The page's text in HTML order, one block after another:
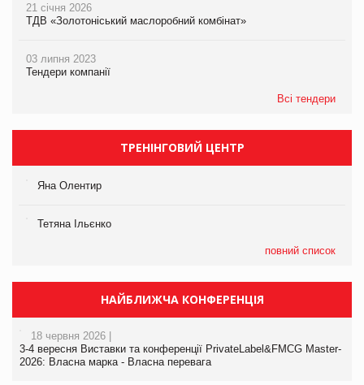
21 січня 2026
ТДВ «Золотоніський маслоробний комбінат»
03 липня 2023
Тендери компанії
Всі тендери
ТРЕНІНГОВИЙ ЦЕНТР
Яна Олентир
Тетяна Ільєнко
повний список
НАЙБЛИЖЧА КОНФЕРЕНЦІЯ
18 червня 2026 |
3-4 вересня Виставки та конференції PrivateLabel&FMCG Master-
2026: Власна марка - Власна перевага